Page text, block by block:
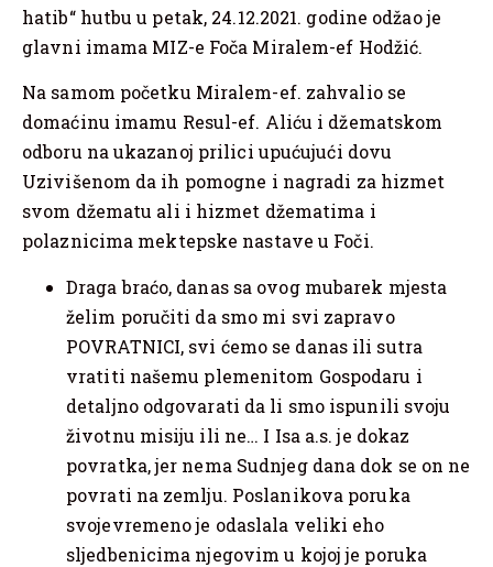
hatib“ hutbu u petak, 24.12.2021. godine odžao je
glavni imama MIZ-e Foča Miralem-ef Hodžić.
Na samom početku Miralem-ef. zahvalio se
domaćinu imamu Resul-ef. Aliću i džematskom
odboru na ukazanoj prilici upućujući dovu
Uzivišenom da ih pomogne i nagradi za hizmet
svom džematu ali i hizmet džematima i
polaznicima mektepske nastave u Foči.
Draga braćo, danas sa ovog mubarek mjesta
želim poručiti da smo mi svi zapravo
POVRATNICI, svi ćemo se danas ili sutra
vratiti našemu plemenitom Gospodaru i
detaljno odgovarati da li smo ispunili svoju
životnu misiju ili ne… I Isa a.s. je dokaz
povratka, jer nema Sudnjeg dana dok se on ne
povrati na zemlju. Poslanikova poruka
svojevremeno je odaslala veliki eho
sljedbenicima njegovim u kojoj je poruka